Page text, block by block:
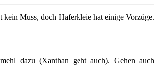
Muss, doch Haferkleie hat einige Vorzüge.
dazu (Xanthan geht auch). Gehen auch